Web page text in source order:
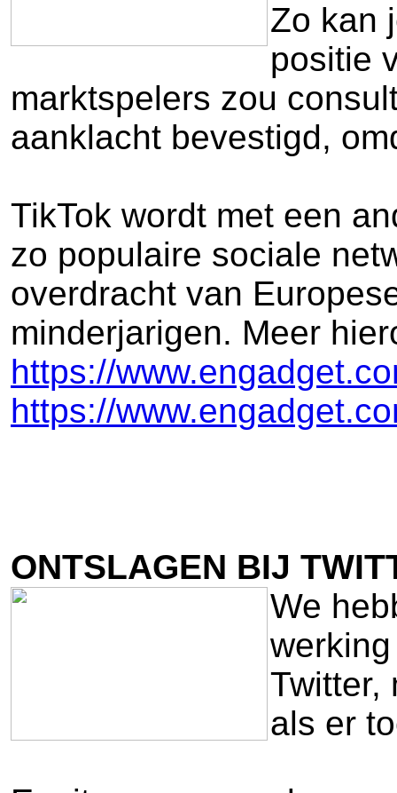
Zo kan
positie
marktspelers zou
aanklacht bevestigd,
TikTok wordt met een
zo populaire sociale
overdracht van
minderjarigen. Meer
https://
https://
ONTSLAGEN BIJ
We
Twitter,
als er